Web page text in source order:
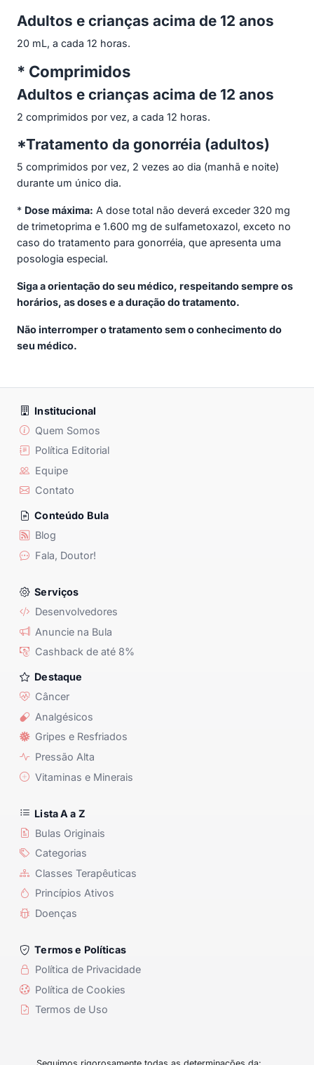
Adultos e crianças acima de 12 anos
20 mL, a cada 12 horas.
* Comprimidos
Adultos e crianças acima de 12 anos
2 comprimidos por vez, a cada 12 horas.
*Tratamento da gonorréia (adultos)
5 comprimidos por vez, 2 vezes ao dia (manhã e noite)
durante um único dia.
* Dose máxima: A dose total não deverá exceder 320 mg
de trimetoprima e 1.600 mg de sulfametoxazol, exceto no
caso do tratamento para gonorréia, que apresenta uma
posologia especial.
Siga a orientação do seu médico, respeitando sempre os
horários, as doses e a duração do tratamento.
Não interromper o tratamento sem o conhecimento do
seu médico.
Institucional
Quem Somos
Política Editorial
Equipe
Contato
Conteúdo Bula
Blog
Fala, Doutor!
Serviços
Desenvolvedores
Anuncie na Bula
Cashback de até 8%
Destaque
Câncer
Analgésicos
Gripes e Resfriados
Pressão Alta
Vitaminas e Minerais
Lista A a Z
Bulas Originais
Categorias
Classes Terapêuticas
Princípios Ativos
Doenças
Termos e Políticas
Política de Privacidade
Política de Cookies
Termos de Uso